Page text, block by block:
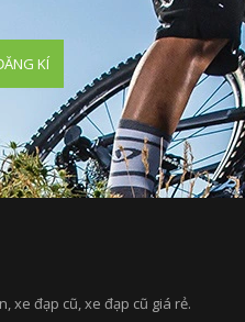
KÍ
xe đạp cũ, xe đạp cũ giá rẻ.